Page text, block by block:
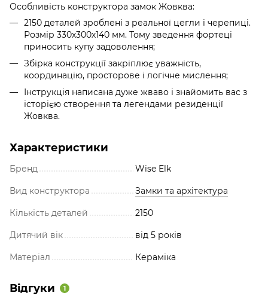
Особливість конструктора замок Жовква:
2150 деталей зроблені з реальної цегли і черепиці.
Розмір 330х300х140 мм. Тому зведення фортеці
приносить купу задоволення;
Збірка конструкції закріплює уважність,
координацію, просторове і логічне мислення;
Інструкція написана дуже жваво і знайомить вас з
історією створення та легендами резиденції
Жовква.
Характеристики
Бренд Wise Elk
Вид конструктора Замки та архітектура
Кількість деталей 2150
Дитячий вік від 5 років
Матеріал Кераміка
Відгуки 1